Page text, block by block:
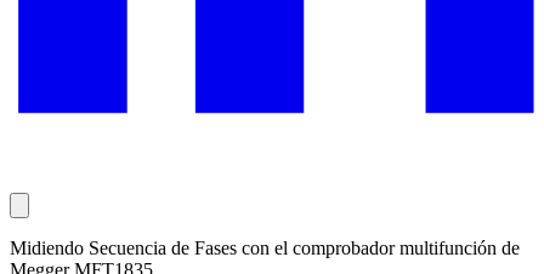
Midiendo Secuencia de Fases con el comprobador multifunción de
Megger MFT1835